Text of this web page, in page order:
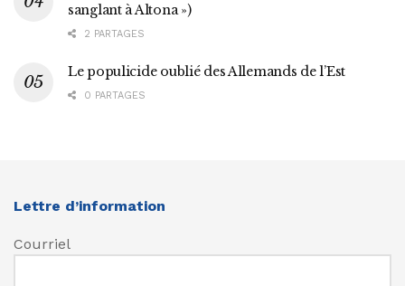
sanglant à Altona »)
2 PARTAGES
Le populicide oublié des Allemands de l’Est
0 PARTAGES
Lettre d’information
Courriel